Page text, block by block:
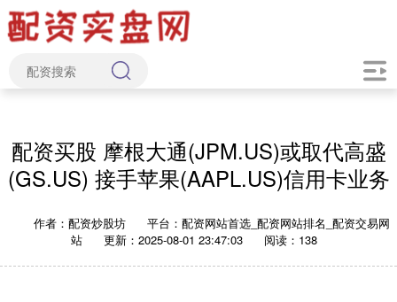
配资买股 摩根大通(JPM.US)或取代高盛
(GS.US) 接手苹果(AAPL.US)信用卡业务
作者：配资炒股坊
平台：配资网站首选_配资网站排名_配资交易网
站
更新：2025-08-01 23:47:03 阅读：138